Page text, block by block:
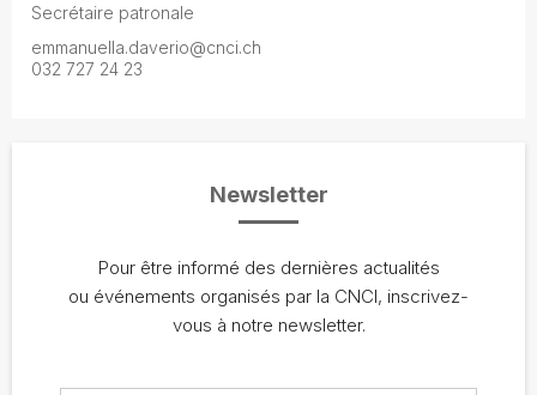
Secrétaire patronale
emmanuella.daverio@cnci.ch
032 727 24 23
Newsletter
Pour être informé des dernières actualités
ou événements organisés par la CNCI, inscrivez-
vous à notre newsletter.